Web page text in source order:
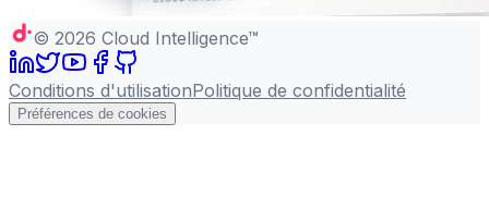
© 2026 Cloud Intelligence™
Conditions d'utilisationPolitique de confidentialité
Préférences de cookies